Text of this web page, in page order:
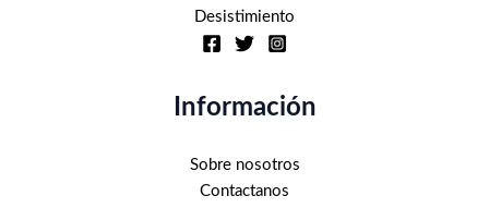
Desistimiento
Información
Sobre nosotros
Contactanos